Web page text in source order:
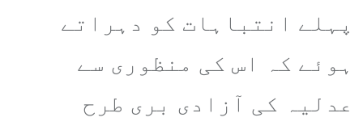
پہلے انتباہات کو دہراتے
ہوئے کہ اس کی منظوری سے
عدلیہ کی آزادی بری طرح